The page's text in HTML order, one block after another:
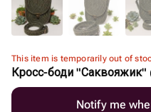
This item is temporarily out of
Кросс-боди "Саквояжик"
Notify me